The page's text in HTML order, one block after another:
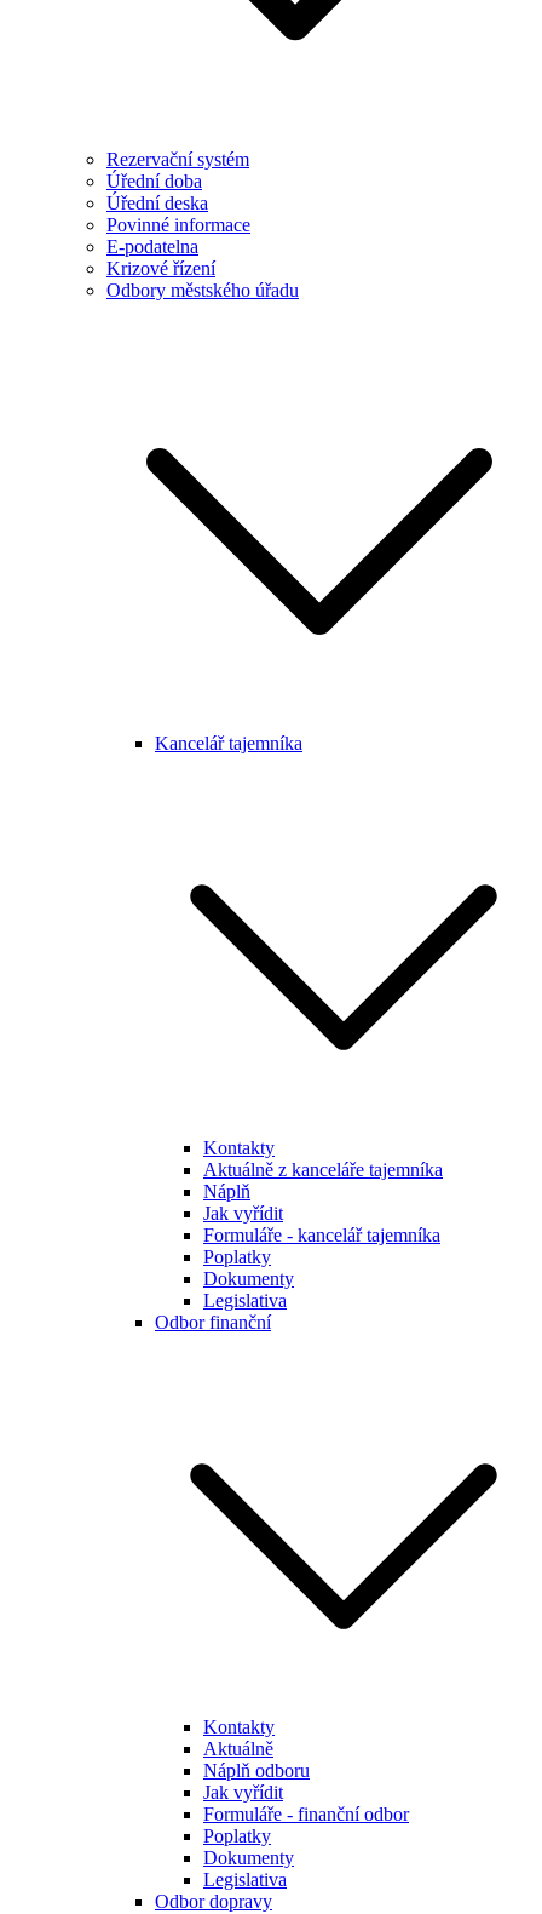
Rezervační systém
Úřední doba
Úřední deska
Povinné informace
E-podatelna
Krizové řízení
Odbory městského úřadu
Kancelář tajemníka
Kontakty
Aktuálně z kanceláře tajemníka
Náplň
Jak vyřídit
Formuláře - kancelář tajemníka
Poplatky
Dokumenty
Legislativa
Odbor finanční
Kontakty
Aktuálně
Náplň odboru
Jak vyřídit
Formuláře - finanční odbor
Poplatky
Dokumenty
Legislativa
Odbor dopravy